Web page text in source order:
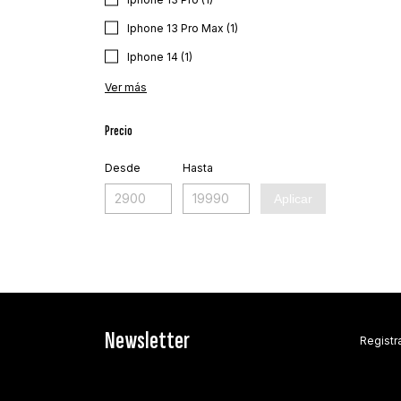
Iphone 13 Pro Max (1)
Iphone 14 (1)
Ver más
Precio
Desde Hasta
Aplicar
Newsletter